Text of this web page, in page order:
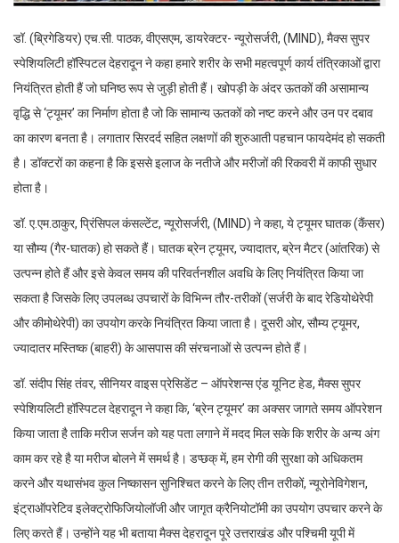
डॉ. (ब्रिगेडियर) एच.सी. पाठक, वीएसएम, डायरेक्टर- न्यूरोसर्जरी, (MIND), मैक्स सुपर
स्पेशियलिटी हॉस्पिटल देहरादून ने कहा हमारे शरीर के सभी महत्वपूर्ण कार्य तंत्रिकाओं द्वारा
नियंत्रित होती हैं जो घनिष्ठ रूप से जुड़ी होती हैं। खोपड़ी के अंदर ऊतकों की असामान्य
वृद्धि से ‘ट्यूमर’ का निर्माण होता है जो कि सामान्य ऊतकों को नष्ट करने और उन पर दबाव
का कारण बनता है। लगातार सिरदर्द सहित लक्षणों की शुरुआती पहचान फायदेमंद हो सकती
है। डॉक्टरों का कहना है कि इससे इलाज के नतीजे और मरीजों की रिकवरी में काफी सुधार
होता है।
डॉ. ए.एम.ठाकुर, प्रिंसिपल कंसल्टेंट, न्यूरोसर्जरी, (MIND) ने कहा, ये ट्यूमर घातक (कैंसर)
या सौम्य (गैर-घातक) हो सकते हैं। घातक ब्रेन ट्यूमर, ज्यादातर, ब्रेन मैटर (आंतरिक) से
उत्पन्न होते हैं और इसे केवल समय की परिवर्तनशील अवधि के लिए नियंत्रित किया जा
सकता है जिसके लिए उपलब्ध उपचारों के विभिन्न तौर-तरीकों (सर्जरी के बाद रेडियोथेरेपी
और कीमोथेरेपी) का उपयोग करके नियंत्रित किया जाता है। दूसरी ओर, सौम्य ट्यूमर,
ज्यादातर मस्तिष्क (बाहरी) के आसपास की संरचनाओं से उत्पन्न होते हैं।
डॉ. संदीप सिंह तंवर, सीनियर वाइस प्रेसिडेंट – ऑपरेशन्स एंड यूनिट हेड, मैक्स सुपर
स्पेशियलिटी हॉस्पिटल देहरादून ने कहा कि, ‘ब्रेन ट्यूमर’ का अक्सर जागते समय ऑपरेशन
किया जाता है ताकि मरीज सर्जन को यह पता लगाने में मदद मिल सके कि शरीर के अन्य अंग
काम कर रहे है या मरीज बोलने में समर्थ है। डप्छक् में, हम रोगी की सुरक्षा को अधिकतम
करने और यथासंभव कुल निष्कासन सुनिश्चित करने के लिए तीन तरीकों, न्यूरोनेविगेशन,
इंट्राऑपरेटिव इलेक्ट्रोफिजियोलॉजी और जागृत क्रैनियोटॉमी का उपयोग उपचार करने के
लिए करते हैं। उन्होंने यह भी बताया मैक्स देहरादून पूरे उत्तराखंड और पश्चिमी यूपी में